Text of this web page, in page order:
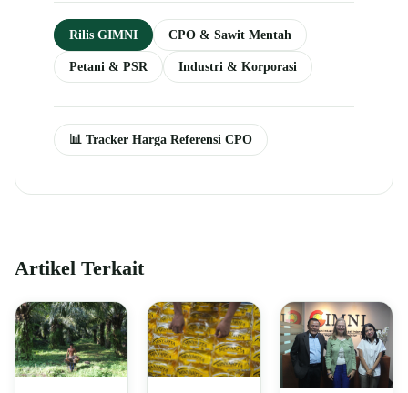
Rilis GIMNI CPO & Sawit Mentah
Petani & PSR Industri & Korporasi
📊 Tracker Harga Referensi CPO
Artikel Terkait